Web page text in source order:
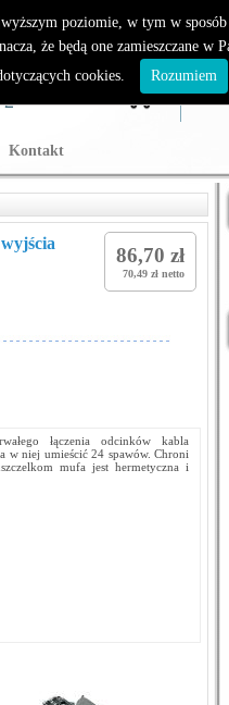
Kontakt
W
ZAŁÓŻ
86,70 zł
70,49 zł netto
łączenia odcinków kabla
w niej umieścić 24 spawów. Chroni
mufa jest hermetyczna i
poziomie, w tym w
że będą one zamieszczane w
cookies.
Rozumiem